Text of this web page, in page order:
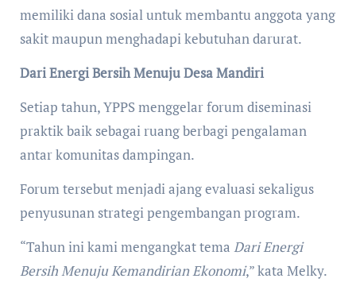
memiliki dana sosial untuk membantu anggota yang
sakit maupun menghadapi kebutuhan darurat.
Dari Energi Bersih Menuju Desa Mandiri
Setiap tahun, YPPS menggelar forum diseminasi
praktik baik sebagai ruang berbagi pengalaman
antar komunitas dampingan.
Forum tersebut menjadi ajang evaluasi sekaligus
penyusunan strategi pengembangan program.
“Tahun ini kami mengangkat tema Dari Energi
Bersih Menuju Kemandirian Ekonomi,” kata Melky.